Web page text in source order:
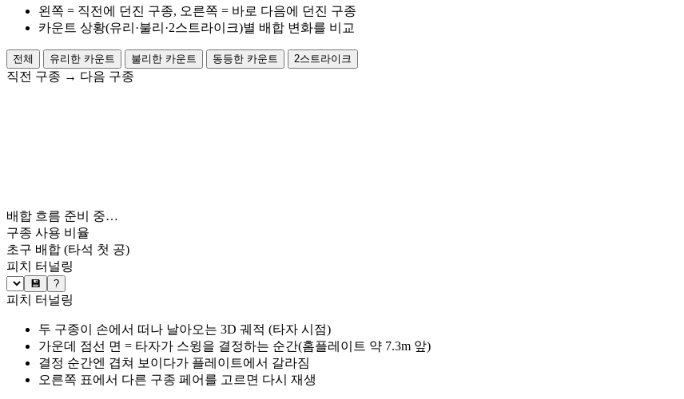
왼쪽 = 직전에 던진 구종, 오른쪽 = 바로 다음에 던진 구종
카운트 상황(유리·불리·2스트라이크)별 배합 변화를 비교
전체 유리한 카운트 불리한 카운트 동등한 카운트 2스트라이크
직전 구종 → 다음 구종
배합 흐름 준비 중…
구종 사용 비율
초구 배합 (타석 첫 공)
피치 터널링
💾 ?
피치 터널링
두 구종이 손에서 떠나 날아오는 3D 궤적 (타자 시점)
가운데 점선 면 = 타자가 스윙을 결정하는 순간(홈플레이트 약 7.3m 앞)
결정 순간엔 겹쳐 보이다가 플레이트에서 갈라짐
오른쪽 표에서 다른 구종 페어를 고르면 다시 재생